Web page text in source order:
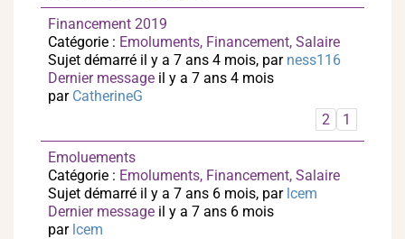
Financement 2019
Catégorie : Emoluments, Financement, Salaire
Sujet démarré il y a 7 ans 4 mois, par ness116
Dernier message il y a 7 ans 4 mois
par CatherineG
1
2
Emoluements
Catégorie : Emoluments, Financement, Salaire
Sujet démarré il y a 7 ans 6 mois, par lcem
Dernier message il y a 7 ans 6 mois
par lcem